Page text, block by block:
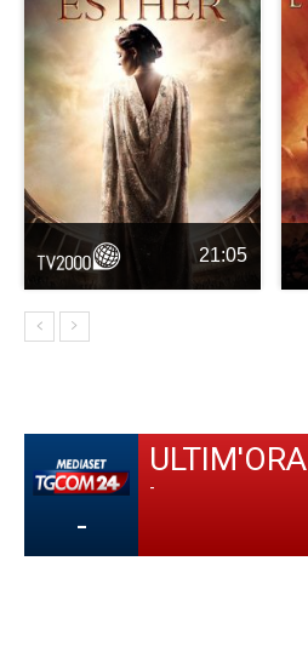
21:05
-
ULTIM'ORA
-